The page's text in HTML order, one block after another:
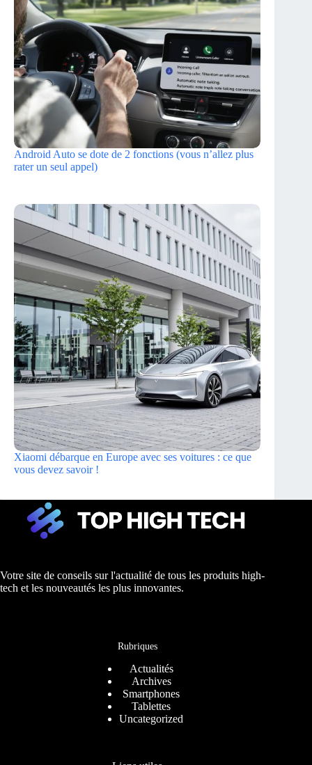
Android Auto se dote de 2 fonctions (vous n’allez plus
rater un seul appel)
Xiaomi débarque en Europe avec ses voitures : ce que
vous devez savoir !
Votre site de conseils sur l'actualité de tous les produits high-
tech et les nouveautés les plus innovantes.
Rubriques
Actualités
Archives
Smartphones
Tablettes
Uncategorized